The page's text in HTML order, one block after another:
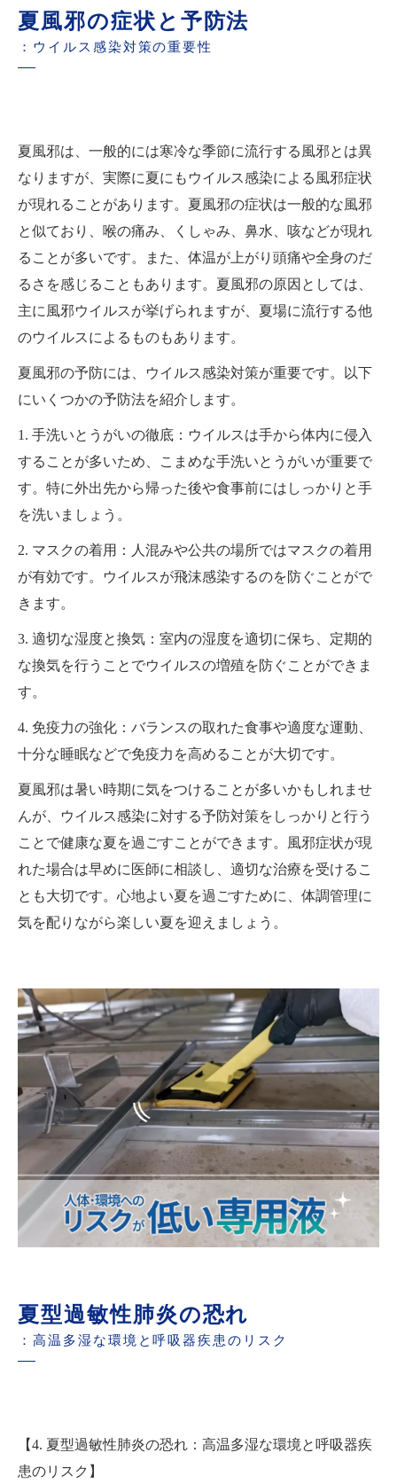
夏風邪の症状と予防法
：ウイルス感染対策の重要性
夏風邪は、一般的には寒冷な季節に流行する風邪とは異
なりますが、実際に夏にもウイルス感染による風邪症状
が現れることがあります。夏風邪の症状は一般的な風邪
と似ており、喉の痛み、くしゃみ、鼻水、咳などが現れ
ることが多いです。また、体温が上がり頭痛や全身のだ
るさを感じることもあります。夏風邪の原因としては、
主に風邪ウイルスが挙げられますが、夏場に流行する他
のウイルスによるものもあります。
夏風邪の予防には、ウイルス感染対策が重要です。以下
にいくつかの予防法を紹介します。
1. 手洗いとうがいの徹底：ウイルスは手から体内に侵入
することが多いため、こまめな手洗いとうがいが重要で
す。特に外出先から帰った後や食事前にはしっかりと手
を洗いましょう。
2. マスクの着用：人混みや公共の場所ではマスクの着用
が有効です。ウイルスが飛沫感染するのを防ぐことがで
きます。
3. 適切な湿度と換気：室内の湿度を適切に保ち、定期的
な換気を行うことでウイルスの増殖を防ぐことができま
す。
4. 免疫力の強化：バランスの取れた食事や適度な運動、
十分な睡眠などで免疫力を高めることが大切です。
夏風邪は暑い時期に気をつけることが多いかもしれませ
んが、ウイルス感染に対する予防対策をしっかりと行う
ことで健康な夏を過ごすことができます。風邪症状が現
れた場合は早めに医師に相談し、適切な治療を受けるこ
とも大切です。心地よい夏を過ごすために、体調管理に
気を配りながら楽しい夏を迎えましょう。
夏型過敏性肺炎の恐れ
：高温多湿な環境と呼吸器疾患のリスク
【4. 夏型過敏性肺炎の恐れ：高温多湿な環境と呼吸器疾
患のリスク】